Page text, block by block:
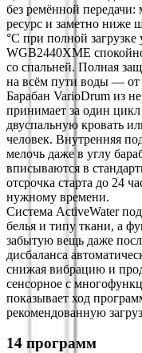
без ремённой
ресурс и заметно
°C при полной
WGB2440XME
со спальней. Полная
на всём пути воды — от
Барабан VarioDrum из
принимает за один цикл
двуспальную кровать
человек. Внутренняя
мелочь даже в углу
вписываются в
отсрочка старта до 24
нужному времени.
Система ActiveWater
белья и типу ткани, а
забытую вещь даже
дисбаланса
снижая вибрацию и
сенсорное с
показывает ход
рекомендованную
14 программ